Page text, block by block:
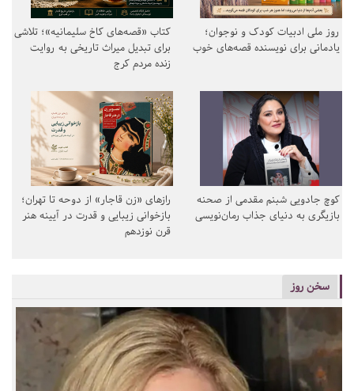
روز ملی ادبیات کودک و نوجوان؛
یادمانی برای نویسنده قصه‌های خوب
کتاب «قصه‌های کاخ سلیمانیه»؛ تلاشی
برای تبدیل میراث تاریخی به روایت
زنده مردم کرج
کوچ جادویی شبنم مقدمی از صحنه
بازیگری به دنیای جذاب رمان‌نویسی
رازهای «زن قاجار» از دوحه تا تهران؛
بازخوانی زیبایی و قدرت در آیینه هنر
قرن نوزدهم
سخن روز